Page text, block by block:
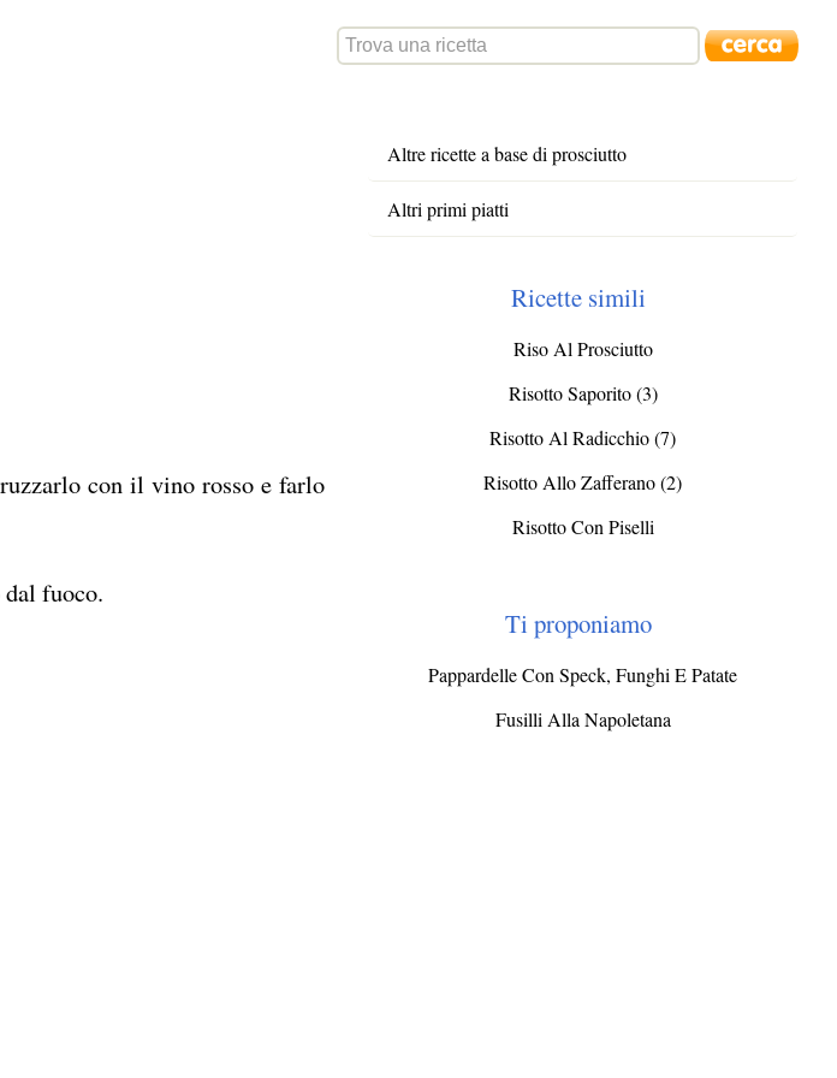
con il vino rosso e farlo
fuoco.
Altre ricette a base di prosciutto
Altri primi piatti
Ricette simili
Riso Al Prosciutto
Risotto Saporito (3)
Risotto Al Radicchio (7)
Risotto Allo Zafferano (2)
Risotto Con Piselli
Ti proponiamo
Pappardelle Con Speck, Funghi E Patate
Fusilli Alla Napoletana